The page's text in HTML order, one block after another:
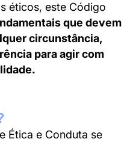
éticos, este Código
que devem
circunstância,
para agir com
Ética e Conduta se